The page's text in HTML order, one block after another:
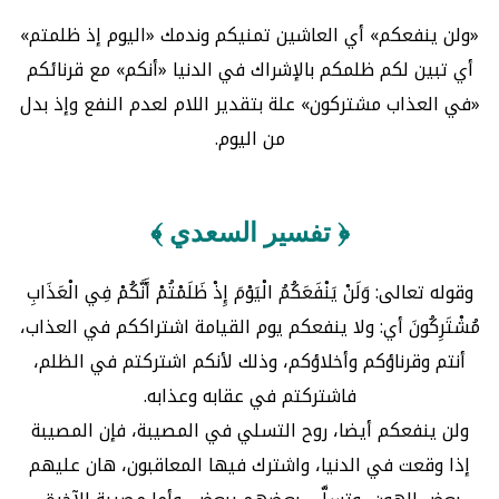
«ولن ينفعكم» أي العاشين تمنيكم وندمك «اليوم إذ ظلمتم»
أي تبين لكم ظلمكم بالإشراك في الدنيا «أنكم» مع قرنائكم
«في العذاب مشتركون» علة بتقدير اللام لعدم النفع وإذ بدل
من اليوم.
﴿ تفسير السعدي ﴾
وقوله تعالى: وَلَنْ يَنْفَعَكُمُ الْيَوْمَ إِذْ ظَلَمْتُمْ أَنَّكُمْ فِي الْعَذَابِ
مُشْتَرِكُونَ أي: ولا ينفعكم يوم القيامة اشتراككم في العذاب،
أنتم وقرناؤكم وأخلاؤكم، وذلك لأنكم اشتركتم في الظلم،
فاشتركتم في عقابه وعذابه.
ولن ينفعكم أيضا، روح التسلي في المصيبة، فإن المصيبة
إذا وقعت في الدنيا، واشترك فيها المعاقبون، هان عليهم